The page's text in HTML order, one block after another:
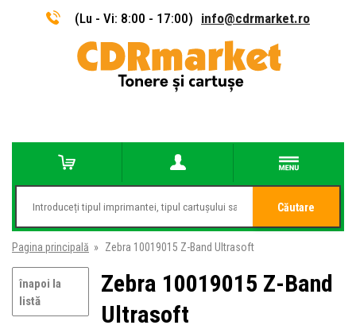
(Lu - Vi: 8:00 - 17:00) info@cdrmarket.ro
Căutare
Pagina principală » Zebra 10019015 Z-Band Ultrasoft
înapoi la
listă
Zebra 10019015 Z-Band
Ultrasoft